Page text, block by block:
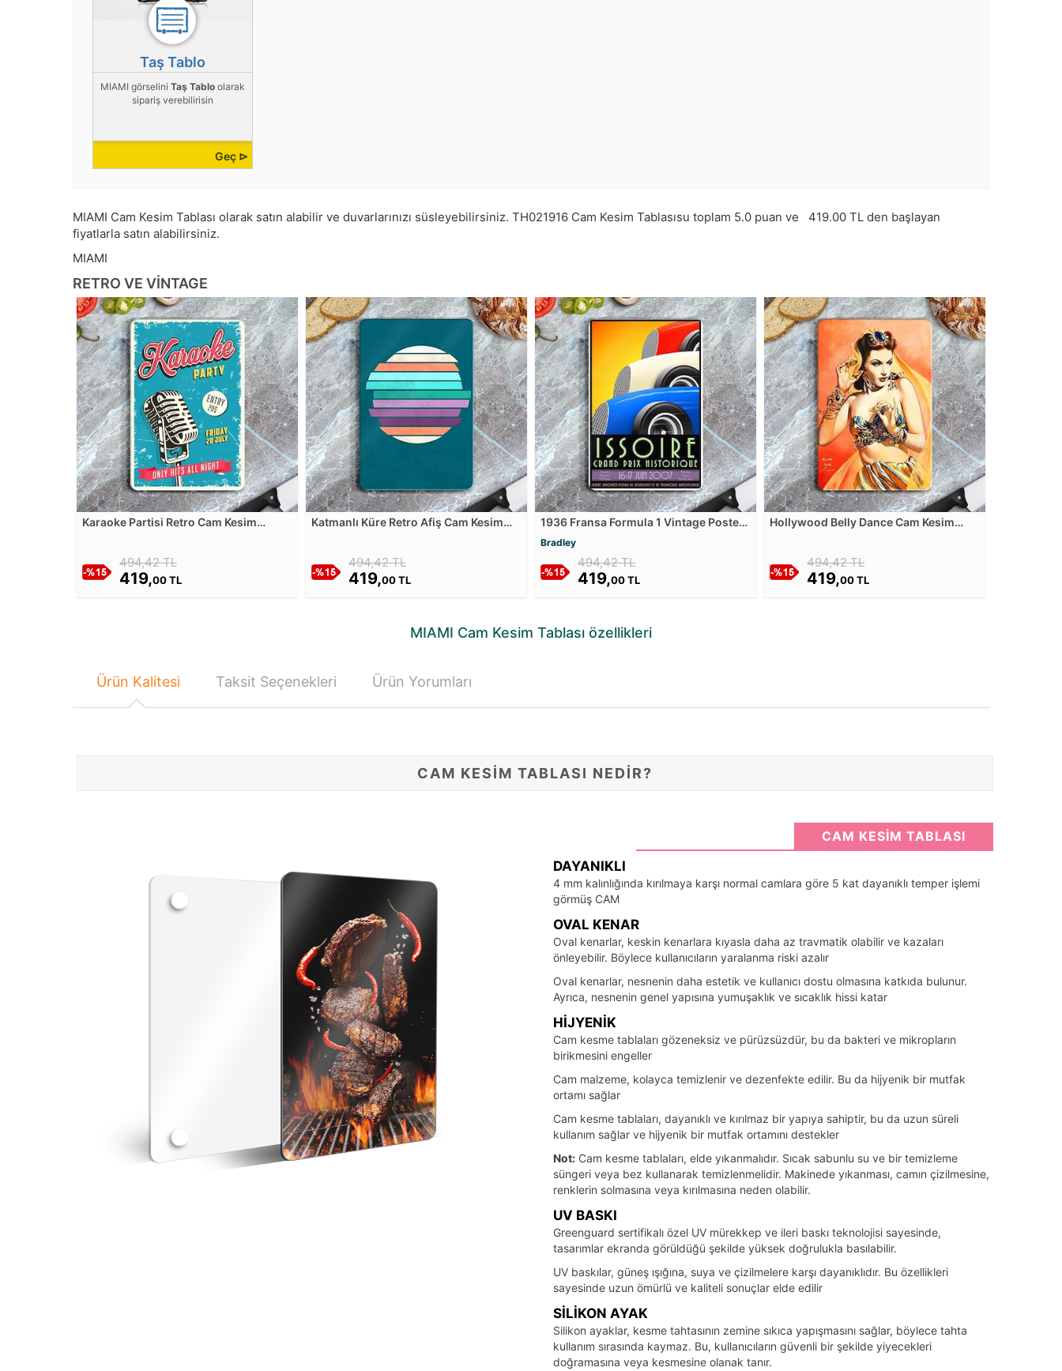
Taş Tablo
MIAMI görselini Taş Tabloolarak
sipariş verebilirisin
Geç ⊳
MIAMI Cam Kesim Tablası olarak satın alabilir ve duvarlarınızı süsleyebilirsiniz. TH021916 Cam Kesim Tablasısu toplam 5.0 puan ve 419.00 TL den başlayan
fiyatlarla satın alabilirsiniz.
MIAMI
RETRO VE VINTAGE
Karaoke Partisi Retro Cam Kesim
494,42 TL
419,00 TL
Katmanlı Küre Retro Afiş Cam Kesim
494,42 TL
419,00 TL
1936 Fransa Formula 1 Vintage Posteri
Bradley
494,42 TL
419,00 TL
Hollywood Belly Dance Cam Kesim
494,42 TL
419,00 TL
MIAMI Cam Kesim Tablası özellikleri
Ürün Kalitesi Taksit Seçenekleri Ürün Yorumları
CAM KESİM TABLASI NEDİR?
CAM KESİM TABLASI
DAYANIKLI
4 mm kalınlığında kırılmaya karşı normal camlara göre 5 kat dayanıklı temper işlemi
görmüş CAM
OVAL KENAR
Oval kenarlar, keskin kenarlara kıyasla daha az travmatik olabilir ve kazaları
önleyebilir. Böylece kullanıcıların yaralanma riski azalır
Oval kenarlar, nesnenin daha estetik ve kullanıcı dostu olmasına katkıda bulunur.
Ayrıca, nesnenin genel yapısına yumuşaklık ve sıcaklık hissi katar
HIJYENIK
Cam kesme tablaları gözeneksiz ve pürüzsüzdür, bu da bakteri ve mikropların
birikmesini engeller
Cam malzeme, kolayca temizlenir ve dezenfekte edilir. Bu da hijyenik bir mutfak
ortamı sağlar
Cam kesme tablaları, dayanıklı ve kırılmaz bir yapıya sahiptir, bu da uzun süreli
kullanım sağlar ve hijyenik bir mutfak ortamını destekler
Not: Cam kesme tablaları, elde yıkanmalıdır. Sıcak sabunlu su ve bir temizleme
süngeri veya bez kullanarak temizlenmelidir. Makinede yıkanması, camın çizilmesine,
renklerin solmasına veya kırılmasına neden olabilir.
UV BASKI
Greenguard sertifikalı özel UV mürekkep ve ileri baskı teknolojisi sayesinde,
tasarımlar ekranda görüldüğü şekilde yüksek doğrulukla basılabilir.
UV baskılar, güneş ışığına, suya ve çizilmelere karşı dayanıklıdır. Bu özellikleri
sayesinde uzun ömürlü ve kaliteli sonuçlar elde edilir
SILIKON AYAK
Silikon ayaklar, kesme tahtasının zemine sıkıca yapışmasını sağlar, böylece tahta
kullanım sırasında kaymaz. Bu, kullanıcıların güvenli bir şekilde yiyecekleri
doğramasına veya kesmesine olanak tanır.